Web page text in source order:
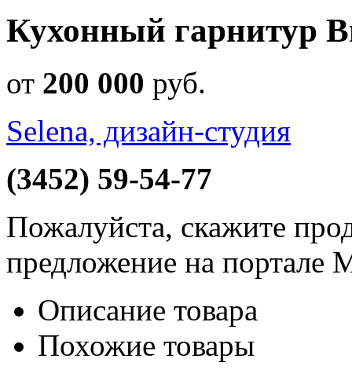
Кухонный гарнитур
от 200 000 руб.
Selena, дизайн-студия
(3452) 59-54-77
Пожалуйста, скажите
предложение на портале
Описание товара
Похожие товары